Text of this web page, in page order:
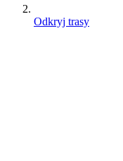
Odkryj trasy